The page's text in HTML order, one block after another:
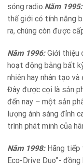
sóng radio.Năm 1995:
thế giới có tính năng
ra, chúng còn được
Năm 1996:Giới thiệu
hoạt động bằng bất
nhiên hay nhân tạo
Đây được cọi là sản
đến nay – một sản
lượng ánh sáng đỉnh
trình phát minh của
Năm 1998:Hãng tiếp
Eco-Drive Duo”-